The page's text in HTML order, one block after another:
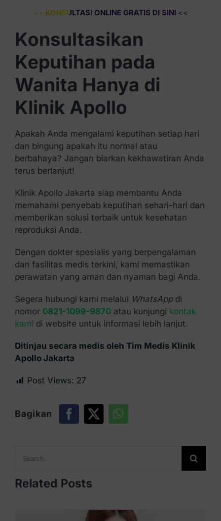
>> KONSULTASI ONLINE GRATIS DI SINI <<
Konsultasikan
Keputihan pada
Wanita Hanya di
Klinik Apollo
Apakah Anda mengalami keputihan setiap hari
dan bingung apakah itu normal atau
berbahaya? Jangan biarkan kekhawatiran Anda
terus berlanjut!
Klinik Apollo Jakarta siap membantu Anda
memahami penyebab keputihan sehari-hari dan
memberikan solusi terbaik untuk kesehatan
reproduksi Anda.
Dengan dokter spesialis yang berpengalaman
dan fasilitas medis terkini, kami memastikan
perawatan yang aman dan nyaman bagi Anda.
Segera hubungi kami melalui WhatsAppdi
nomor 0821-1099-9870atau kunjungi kontak
kami di website untuk informasi lebih lanjut.
Ditinjau secara medis oleh Tim Medis Klinik
Apollo Jakarta
Post Views: 27
Bagikan
for:
Related Posts